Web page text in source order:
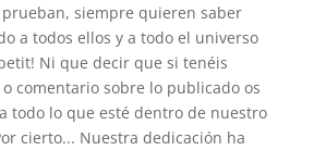
prueban, siempre quieren saber
a todos ellos y a todo el universo
Ni que decir que si tenéis
comentario sobre lo publicado os
todo lo que esté dentro de nuestro
cierto... Nuestra dedicación ha